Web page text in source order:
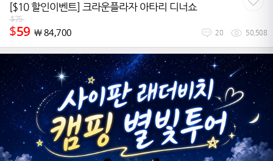
[$10 할인이벤트] 크라운플라자 아타리 디너쇼
$75
$59 ￦84,700 20 50,508